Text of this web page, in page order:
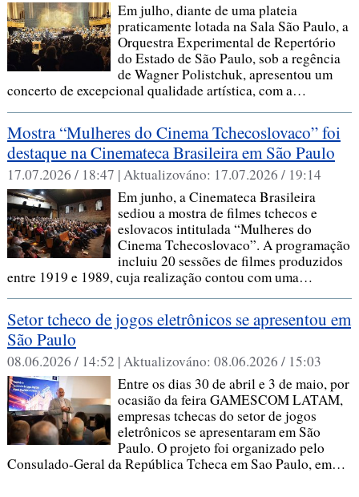
Em julho, diante de uma plateia
praticamente lotada na Sala São Paulo, a
Orquestra Experimental de Repertório
do Estado de São Paulo, sob a regência
de Wagner Polistchuk, apresentou um
concerto de excepcional qualidade artística, com a…
Mostra “Mulheres do Cinema Tchecoslovaco” foi
destaque na Cinemateca Brasileira em São Paulo
17.07.2026 / 18:47 |Aktualizováno: 17.07.2026 / 19:14
Em junho, a Cinemateca Brasileira
sediou a mostra de filmes tchecos e
eslovacos intitulada “Mulheres do
Cinema Tchecoslovaco”. A programação
incluiu 20 sessões de filmes produzidos
entre 1919 e 1989, cuja realização contou com uma…
Setor tcheco de jogos eletrônicos se apresentou em
São Paulo
08.06.2026 / 14:52 |Aktualizováno: 08.06.2026 / 15:03
Entre os dias 30 de abril e 3 de maio, por
ocasião da feira GAMESCOM LATAM,
empresas tchecas do setor de jogos
eletrônicos se apresentaram em São
Paulo. O projeto foi organizado pelo
Consulado-Geral da República Tcheca em Sao Paulo, em…